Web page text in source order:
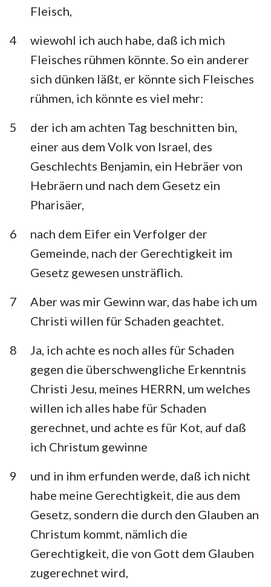
Fleisch,
4
wiewohl ich auch habe, daß ich mich
Fleisches rühmen könnte. So ein anderer
sich dünken läßt, er könnte sich Fleisches
rühmen, ich könnte es viel mehr:
5
der ich am achten Tag beschnitten bin,
einer aus dem Volk von Israel, des
Geschlechts Benjamin, ein Hebräer von
Hebräern und nach dem Gesetz ein
Pharisäer,
6
nach dem Eifer ein Verfolger der
Gemeinde, nach der Gerechtigkeit im
Gesetz gewesen unsträflich.
7
Aber was mir Gewinn war, das habe ich um
Christi willen für Schaden geachtet.
8
Ja, ich achte es noch alles für Schaden
gegen die überschwengliche Erkenntnis
Christi Jesu, meines HERRN, um welches
willen ich alles habe für Schaden
gerechnet, und achte es für Kot, auf daß
ich Christum gewinne
9
und in ihm erfunden werde, daß ich nicht
habe meine Gerechtigkeit, die aus dem
Gesetz, sondern die durch den Glauben an
Christum kommt, nämlich die
Gerechtigkeit, die von Gott dem Glauben
zugerechnet wird,